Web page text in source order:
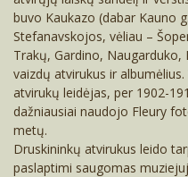
buvo Kaukazo (dabar Kauno
Stefanavskojos, vėliau –
Trakų, Gardino,
vaizdų atvirukus ir
atvirukų leidėjas, per 1902-
dažniausiai naudojo Fleury
metų.
Druskininkų atvirukus leido
paslaptimi saugomas